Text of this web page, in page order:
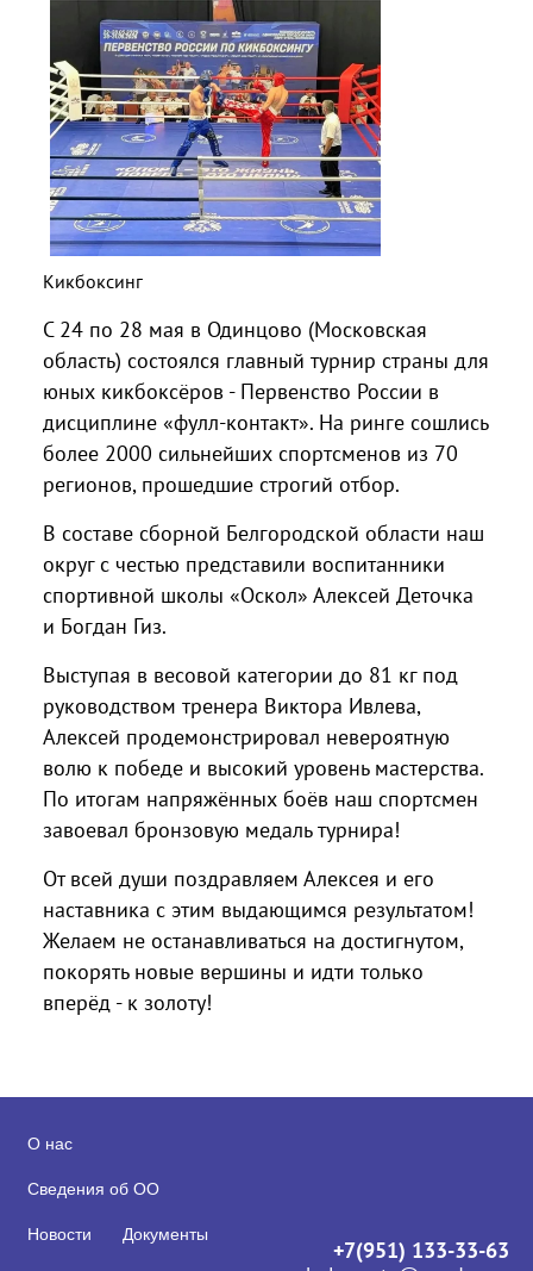
Кикбоксинг
С 24 по 28 мая в Одинцово (Московская
область) состоялся главный турнир страны для
юных кикбоксёров - Первенство России в
дисциплине «фулл-контакт». На ринге сошлись
более 2000 сильнейших спортсменов из 70
регионов, прошедшие строгий отбор.
В составе сборной Белгородской области наш
округ с честью представили воспитанники
спортивной школы «Оскол» Алексей Деточка
и Богдан Гиз.
Выступая в весовой категории до 81 кг под
руководством тренера Виктора Ивлева,
Алексей продемонстрировал невероятную
волю к победе и высокий уровень мастерства.
По итогам напряжённых боёв наш спортсмен
завоевал бронзовую медаль турнира!
От всей души поздравляем Алексея и его
наставника с этим выдающимся результатом!
Желаем не останавливаться на достигнутом,
покорять новые вершины и идти только
вперёд - к золоту!
О нас
Сведения об ОО
Новости Документы
+7(951) 133-33-63